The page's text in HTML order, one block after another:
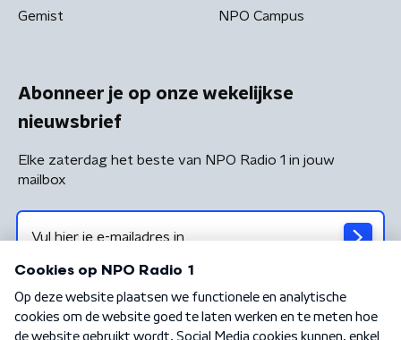
Gemist NPO Campus
Abonneer je op onze wekelijkse
nieuwsbrief
Elke zaterdag het beste van NPO Radio 1 in jouw
mailbox